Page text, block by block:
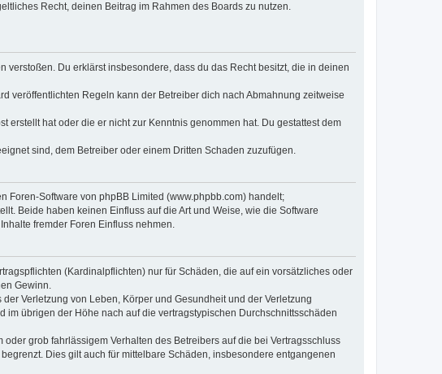
Recht, deinen Beitrag im Rahmen des Boards zu nutzen.
Du erklärst insbesondere, dass du das Recht besitzt, die in deinen
veröffentlichten Regeln kann der Betreiber dich nach Abmahnung zeitweise
erstellt hat oder die er nicht zur Kenntnis genommen hat. Du gestattest dem
sind, dem Betreiber oder einem Dritten Schaden zuzufügen.
Foren-Software von phpBB Limited (www.phpbb.com) handelt;
Beide haben keinen Einfluss auf die Art und Weise, wie die Software
fremder Foren Einfluss nehmen.
(Kardinalpflichten) nur für Schäden, die auf ein vorsätzliches oder
Gewinn.
Verletzung von Leben, Körper und Gesundheit und der Verletzung
übrigen der Höhe nach auf die vertragstypischen Durchschnittsschäden
grob fahrlässigem Verhalten des Betreibers auf die bei Vertragsschluss
Dies gilt auch für mittelbare Schäden, insbesondere entgangenen